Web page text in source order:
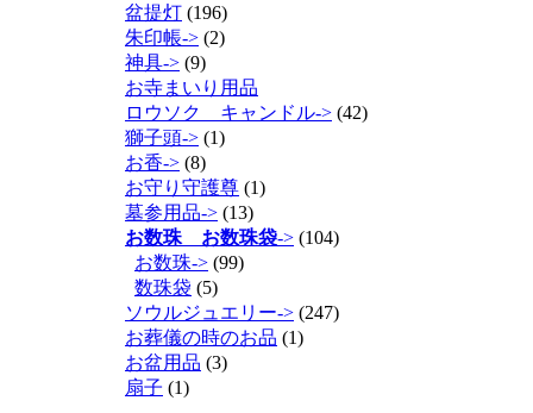
盆提灯 (196)
朱印帳-> (2)
神具-> (9)
お寺まいり用品
ロウソク キャンドル-> (42)
獅子頭-> (1)
お香-> (8)
お守り守護尊 (1)
墓参用品-> (13)
お数珠 お数珠袋-> (104)
お数珠-> (99)
数珠袋 (5)
ソウルジュエリー-> (247)
お葬儀の時のお品 (1)
お盆用品 (3)
扇子 (1)